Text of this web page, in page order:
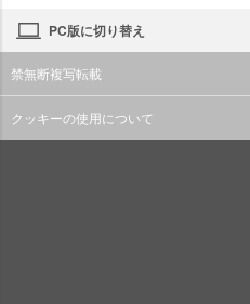
PC版に切り替え
禁無断複写転載
クッキーの使用について